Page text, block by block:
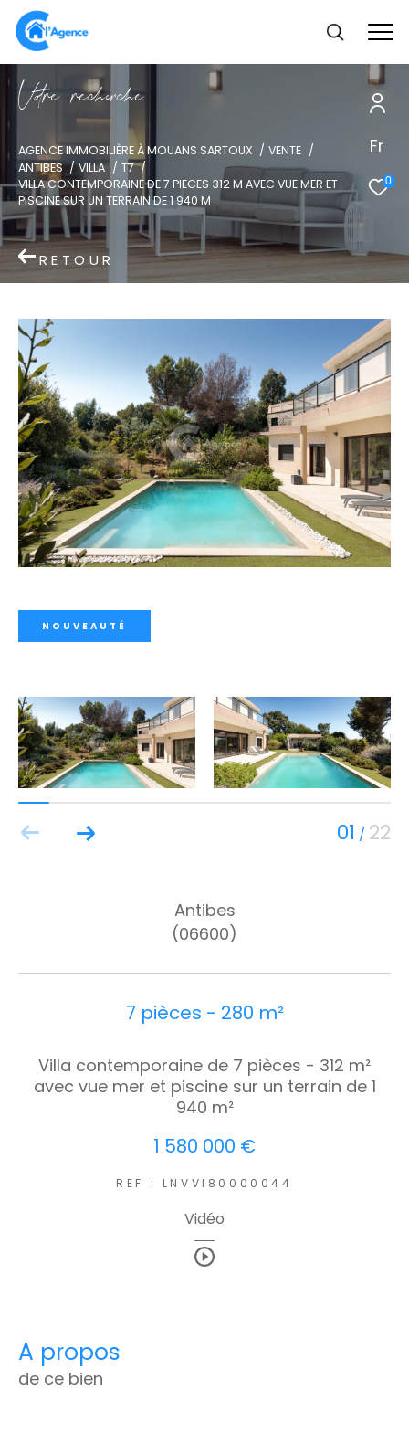
Fr
0
Vore recece
AGENCE IMMOBILIÈRE À MOUANS SARTOUX
VENTE
ANTIBES
VILLA
T7
VILLA CONTEMPORAINE DE 7 PIECES 312 M AVEC VUE MER ET
PISCINE SUR UN TERRAIN DE 1 940 M
RETOUR
NOUVEAUTÉ
01 / 22
Antibes
(06600)
7 pièces - 280 m²
Villa contemporaine de 7 pièces - 312 m²
avec vue mer et piscine sur un terrain de 1
940 m²
1 580 000 €
REF : LNVVI80000044
Vidéo
a propos
de ce bien